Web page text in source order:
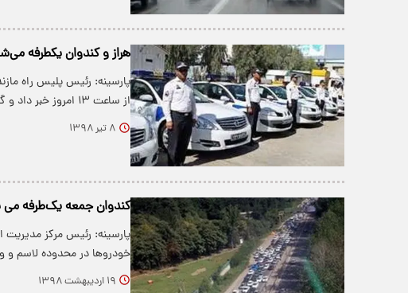
هراز و کندوان یکطرفه
پارسینه: رئیس پلیس راه
از ساعت ۱۳ امروز خبر داد و گفت:…
۸ تیر ۱۳۹۸
کندوان جمعه یک‌طرفه
پارسینه: رئیس مرکز مدیریت
خودروها در محدوده لاسم و
۱۹ اردیبهشت ۱۳۹۸